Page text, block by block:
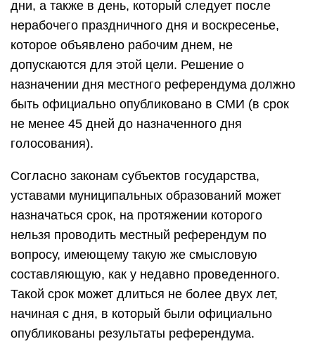
дни, а также в день, который следует после
нерабочего праздничного дня и воскресенье,
которое объявлено рабочим днем, не
допускаются для этой цели. Решение о
назначении дня местного референдума должно
быть официально опубликовано в СМИ (в срок
не менее 45 дней до назначенного дня
голосования).
Согласно законам субъектов государства,
уставами муниципальных образований может
назначаться срок, на протяжении которого
нельзя проводить местный референдум по
вопросу, имеющему такую же смысловую
составляющую, как у недавно проведенного.
Такой срок может длиться не более двух лет,
начиная с дня, в который были официально
опубликованы результаты референдума.